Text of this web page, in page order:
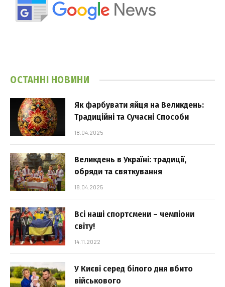
ОСТАННІ НОВИНИ
Як фарбувати яйця на Великдень:
Традиційні та Сучасні Способи
18.04.2025
Великдень в Україні: традиції,
обряди та святкування
18.04.2025
Всі наші спортсмени – чемпіони
світу!
14.11.2022
У Києві серед білого дня вбито
військового